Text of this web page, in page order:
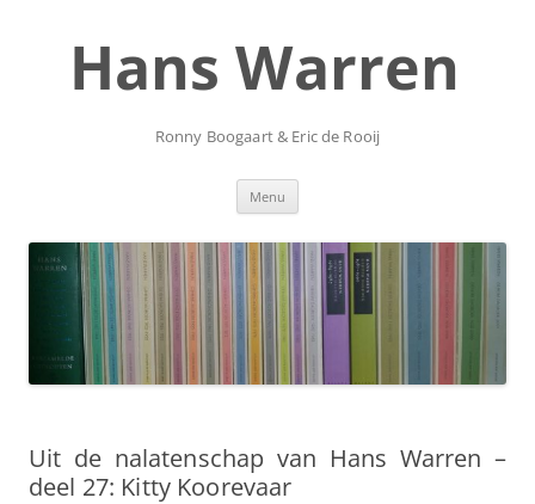
inhoudHans Warren
Ronny Boogaart & Eric de Rooij
Menu
Uit de nalatenschap van Hans Warren –
deel 27: Kitty Koorevaar